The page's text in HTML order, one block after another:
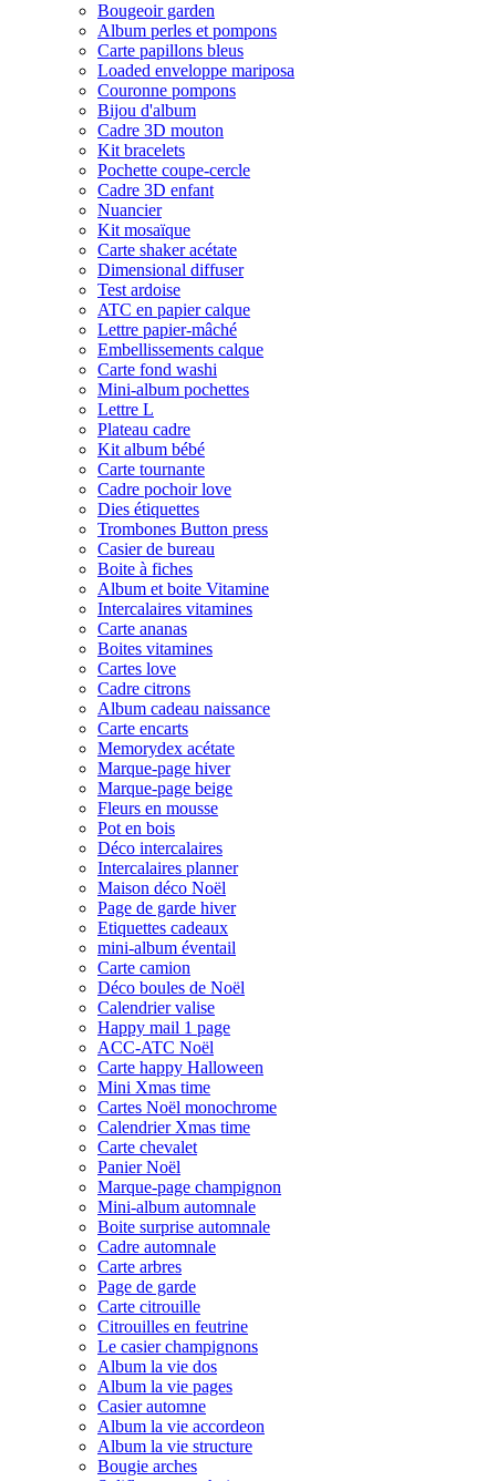
Bougeoir garden
Album perles et pompons
Carte papillons bleus
Loaded enveloppe mariposa
Couronne pompons
Bijou d'album
Cadre 3D mouton
Kit bracelets
Pochette coupe-cercle
Cadre 3D enfant
Nuancier
Kit mosaïque
Carte shaker acétate
Dimensional diffuser
Test ardoise
ATC en papier calque
Lettre papier-mâché
Embellissements calque
Carte fond washi
Mini-album pochettes
Lettre L
Plateau cadre
Kit album bébé
Carte tournante
Cadre pochoir love
Dies étiquettes
Trombones Button press
Casier de bureau
Boite à fiches
Album et boite Vitamine
Intercalaires vitamines
Carte ananas
Boites vitamines
Cartes love
Cadre citrons
Album cadeau naissance
Carte encarts
Memorydex acétate
Marque-page hiver
Marque-page beige
Fleurs en mousse
Pot en bois
Déco intercalaires
Intercalaires planner
Maison déco Noël
Page de garde hiver
Etiquettes cadeaux
mini-album éventail
Carte camion
Déco boules de Noël
Calendrier valise
Happy mail 1 page
ACC-ATC Noël
Carte happy Halloween
Mini Xmas time
Cartes Noël monochrome
Calendrier Xmas time
Carte chevalet
Panier Noël
Marque-page champignon
Mini-album automnale
Boite surprise automnale
Cadre automnale
Carte arbres
Page de garde
Carte citrouille
Citrouilles en feutrine
Le casier champignons
Album la vie dos
Album la vie pages
Casier automne
Album la vie accordeon
Album la vie structure
Bougie arches